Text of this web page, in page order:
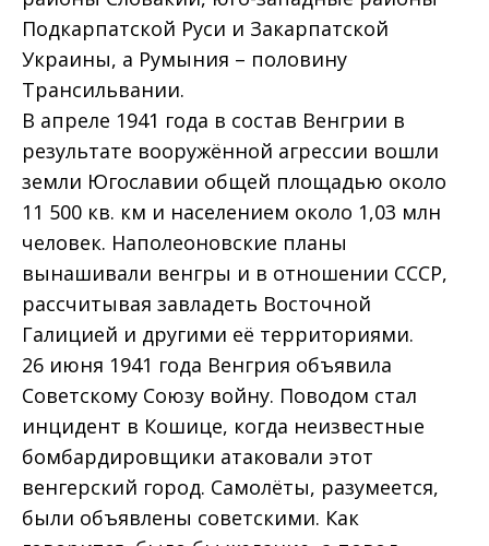
Подкарпатской Руси и Закарпатской
Украины, а Румыния – половину
Трансильвании.
В апреле 1941 года в состав Венгрии в
результате вооружённой агрессии вошли
земли Югославии общей площадью около
11 500 кв. км и населением около 1,03 млн
человек. Наполеоновские планы
вынашивали венгры и в отношении СССР,
рассчитывая завладеть Восточной
Галицией и другими её территориями.
26 июня 1941 года Венгрия объявила
Советскому Союзу войну. Поводом стал
инцидент в Кошице, когда неизвестные
бомбардировщики атаковали этот
венгерский город. Самолёты, разумеется,
были объявлены советскими. Как